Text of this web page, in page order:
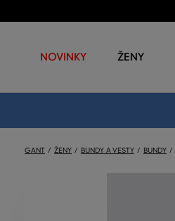
NOVINKY ŽENY
GANT ŽENY BUNDY A VESTY BUNDY